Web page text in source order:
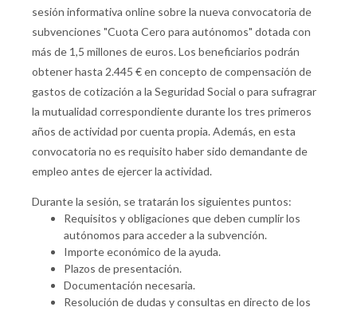
sesión informativa online sobre la nueva convocatoria de
subvenciones "Cuota Cero para autónomos" dotada con
más de 1,5 millones de euros. Los beneficiarios podrán
obtener hasta 2.445 € en concepto de compensación de
gastos de cotización a la Seguridad Social o para sufragrar
la mutualidad correspondiente durante los tres primeros
años de actividad por cuenta propia. Además, en esta
convocatoria no es requisito haber sido demandante de
empleo antes de ejercer la actividad.
Durante la sesión, se tratarán los siguientes puntos:
Requisitos y obligaciones que deben cumplir los
autónomos para acceder a la subvención.
Importe económico de la ayuda.
Plazos de presentación.
Documentación necesaria.
Resolución de dudas y consultas en directo de los